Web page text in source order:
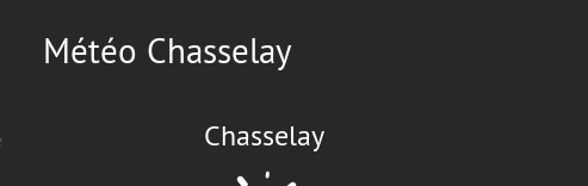
Météo Chasselay
Chasselay